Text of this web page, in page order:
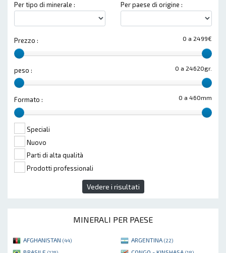
Per tipo di minerale : Per paese di origine :
0 a 2499€
Prezzo :
0 a 24620gr.
peso :
0 a 460mm
Formato :
Speciali
Nuovo
Parti di alta qualità
Prodotti professionali
Vedere i risultati
MINERALI PER PAESE
AFGHANISTAN (44) ARGENTINA (22)